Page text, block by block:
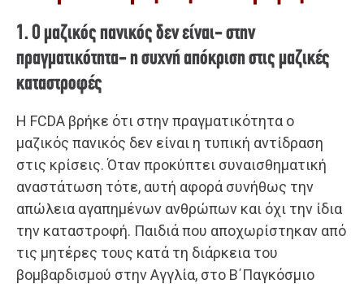
1. Ο μαζικός πανικός δεν είναι- στην
πραγματικότητα- η συχνή απόκριση στις μαζικές
καταστροφές
Η FCDA βρήκε ότι στην πραγματικότητα ο
μαζικός πανικός δεν είναι η τυπική αντίδραση
στις κρίσεις. Όταν προκύπτει συναισθηματική
αναστάτωση τότε, αυτή αφορά συνήθως την
απώλεια αγαπημένων ανθρώπων και όχι την ίδια
την καταστροφή. Παιδιά που αποχωρίστηκαν από
τις μητέρες τους κατά τη διάρκεια του
βομβαρδισμού στην Αγγλία, στο Β΄Παγκόσμιο